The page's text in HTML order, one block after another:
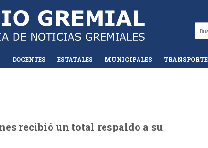
DOCENTES ESTATALES MUNICIPALES TRANSPORTE
recibió un total respaldo a su